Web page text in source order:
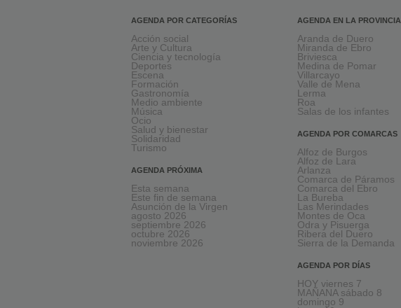
AGENDA POR CATEGORÍAS
Acción social
Arte y Cultura
Ciencia y tecnología
Deportes
Escena
Formación
Gastronomía
Medio ambiente
Música
Ocio
Salud y bienestar
Solidaridad
Turismo
AGENDA PRÓXIMA
Esta semana
Este fin de semana
Asunción de la Virgen
agosto 2026
septiembre 2026
octubre 2026
noviembre 2026
AGENDA EN LA PROVINCIA
Aranda de Duero
Miranda de Ebro
Briviesca
Medina de Pomar
Villarcayo
Valle de Mena
Lerma
Roa
Salas de los infantes
AGENDA POR COMARCAS
Alfoz de Burgos
Alfoz de Lara
Arlanza
Comarca de Páramos
Comarca del Ebro
La Bureba
Las Merindades
Montes de Oca
Odra y Pisuerga
Ribera del Duero
Sierra de la Demanda
AGENDA POR DÍAS
HOY viernes 7
MAÑANA sábado 8
domingo 9